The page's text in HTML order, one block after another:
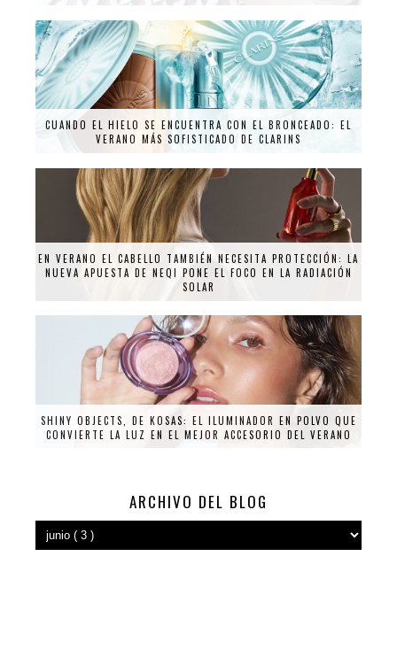
CUANDO EL HIELO SE ENCUENTRA CON EL BRONCEADO: EL
VERANO MÁS SOFISTICADO DE CLARINS
EN VERANO EL CABELLO TAMBIÉN NECESITA PROTECCIÓN: LA
NUEVA APUESTA DE NEQI PONE EL FOCO EN LA RADIACIÓN
SOLAR
SHINY OBJECTS, DE KOSAS: EL ILUMINADOR EN POLVO QUE
CONVIERTE LA LUZ EN EL MEJOR ACCESORIO DEL VERANO
ARCHIVO DEL BLOG